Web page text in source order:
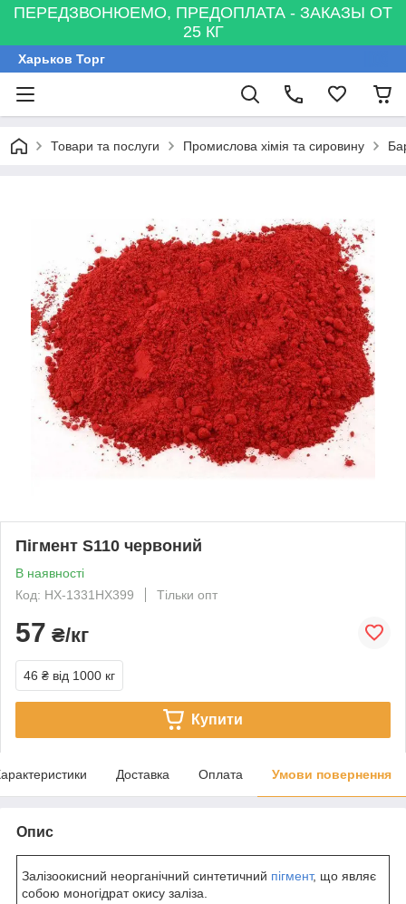
ПЕРЕДЗВОНЮЕМО, ПРЕДОПЛАТА - ЗАКАЗЫ ОТ
25 КГ
Харьков Торг
Товари та послуги Промислова хімія та сировину
Пігмент S110 червоний
В наявності
Код: НХ-1331НХ399
Тільки опт
57 ₴/кг
46 ₴ від 1000 кг
Купити
Доставка Оплата Умови повернення
Опис
Залізоокисний неорганічний синтетичний пігмент, що являє
собою моногідрат окису заліза.